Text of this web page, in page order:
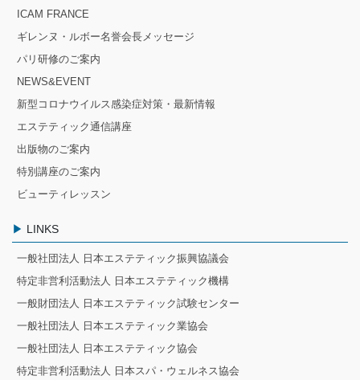
ICAM FRANCE
ギレンヌ・ルボー名誉会長メッセージ
パリ研修のご案内
NEWS&EVENT
新型コロナウイルス感染症対策・最新情報
エステティック通信講座
出版物のご案内
特別講座のご案内
ビューティレッスン
LINKS
一般社団法人 日本エステティック振興協議会
特定非営利活動法人 日本エステティック機構
一般財団法人 日本エステティック試験センター
一般社団法人 日本エステティック業協会
一般社団法人 日本エステティック協会
特定非営利活動法人 日本スパ・ウェルネス協会